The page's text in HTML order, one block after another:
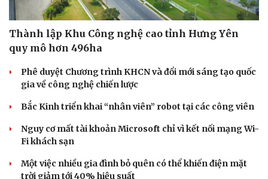
Thành lập Khu Công nghệ cao tỉnh Hưng Yên
quy mô hơn 496ha
Phê duyệt Chương trình KHCN và đổi mới sáng tạo quốc
gia về công nghệ chiến lược
Bắc Kinh triển khai “nhân viên” robot tại các công viên
Nguy cơ mất tài khoản Microsoft chỉ vì kết nối mạng Wi-
Fi khách sạn
Một việc nhiều gia đình bỏ quên có thể khiến điện mặt
trời giảm tới 40% hiệu suất